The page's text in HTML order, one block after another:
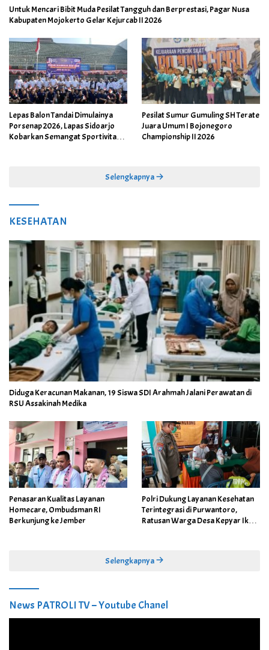
Untuk Mencari Bibit Muda Pesilat Tangguh dan Berprestasi, Pagar Nusa
Kabupaten Mojokerto Gelar Kejurcab II 2026
Lepas Balon Tandai Dimulainya
Porsenap 2026, Lapas Sidoarjo
Kobarkan Semangat Sportivitas
Pesilat Sumur Gumuling SH Terate
Juara Umum I Bojonegoro
Championship II 2026
Selengkapnya
KESEHATAN
Diduga Keracunan Makanan, 19 Siswa SDI Arahmah Jalani Perawatan di
RSU Assakinah Medika
Penasaran Kualitas Layanan
Homecare, Ombudsman RI
Berkunjung ke Jember
Polri Dukung Layanan Kesehatan
Terintegrasi di Purwantoro,
Ratusan Warga Desa Kepyar Ikuti
Selengkapnya
News PATROLI TV – Youtube Chanel